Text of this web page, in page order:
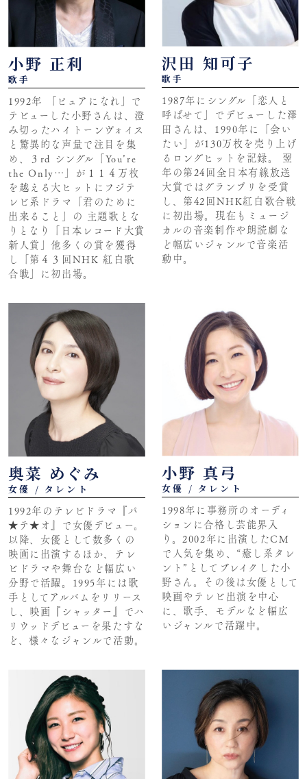
小野 正利
歌手
1992年 「ピュアになれ」で
テビューした小野さんは、澄
み切ったハイトーンヴォイス
と驚異的な声量で注目を集
め、３rd シングル「You’re
the Only…」が１１４万枚
を越える大ヒットにフジテ
レビ系ドラマ「君のために
出来ること」の 主題歌とな
りとなり「日本レコード大賞
新人賞」他多くの賞を獲得
し「第４３回NHK 紅白歌
合戦」に初出場。
沢田 知可子
歌手
1987年にシングル「恋人と
呼ばせて」でデビューした澤
田さんは、1990年に「会い
たい」が130万枚を売り上げ
るロングヒットを記録。 翌
年の第24回全日本有線放送
大賞ではグランプリを受賞
し、第42回NHK紅白歌合戦
に初出場。現在もミュージ
カルの音楽制作や朗読劇な
ど幅広いジャンルで音楽活
動中。
奥菜 めぐみ
女優 / タレント
1992年のテレビドラマ『パ
★テ★オ』で女優デビュー。
以降、女優として数多くの
映画に出演するほか、テレ
ビドラマや舞台など幅広い
分野で活躍。1995年には歌
手としてアルバムをリリース
し、映画『シャッター』でハ
リウッドデビューを果たすな
ど、様々なジャンルで活動。
小野 真弓
女優 / タレント
1998年に事務所のオーディ
ションに合格し芸能界入
り。2002年に出演したCM
で人気を集め、“癒し系タレ
ント”としてブレイクした小
野さん。その後は女優として
映画やテレビ出演を中心
に、歌手、モデルなど幅広
いジャンルで活躍中。